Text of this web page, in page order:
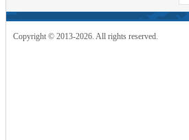
Copyright © 2013-2026. All rights reserved.